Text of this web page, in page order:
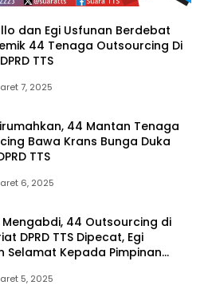
dan Egi Usfunan Berdebat
44 Tenaga Outsourcing Di
TTS
7, 2025
44 Mantan Tenaga
Bawa Krans Bunga Duka
TTS
6, 2025
Mengabdi, 44 Outsourcing di
DPRD TTS Dipecat, Egi
Selamat Kepada Pimpinan
5, 2025